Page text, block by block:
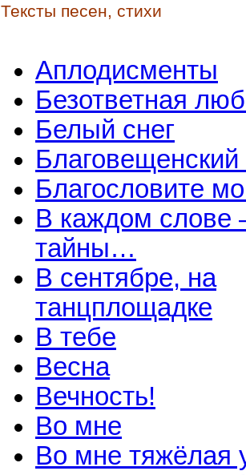
Тексты песен, стихи
Аплодисменты
Безответная
Белый снег
Благовещенский
Благословите
В каждом слове
тайны…
В сентябре, на
танцплощадке
В тебе
Весна
Вечность!
Во мне
Во мне тяжёлая